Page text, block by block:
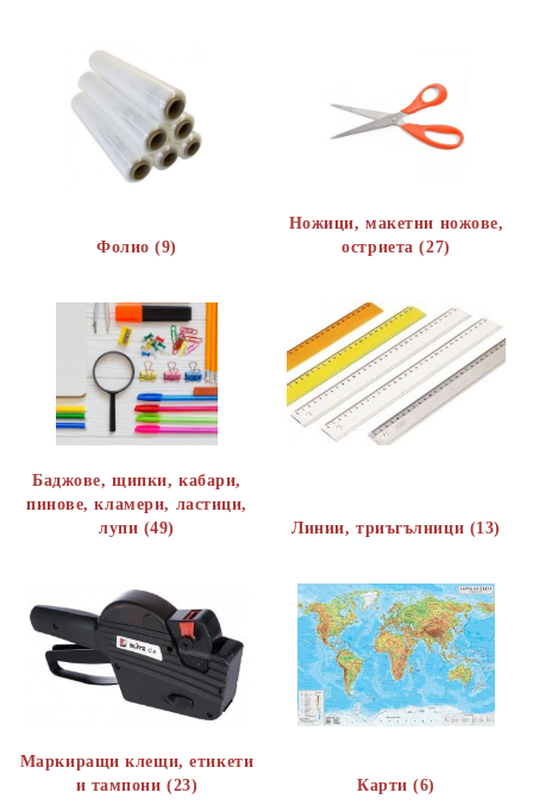
Фолио (9)
Ножици, макетни ножове,
остриета (27)
Баджове, щипки, кабари,
пинове, кламери, ластици,
лупи (49)
Линии, триъгълници (13)
Маркиращи клещи, етикети
и тампони (23)
Карти (6)